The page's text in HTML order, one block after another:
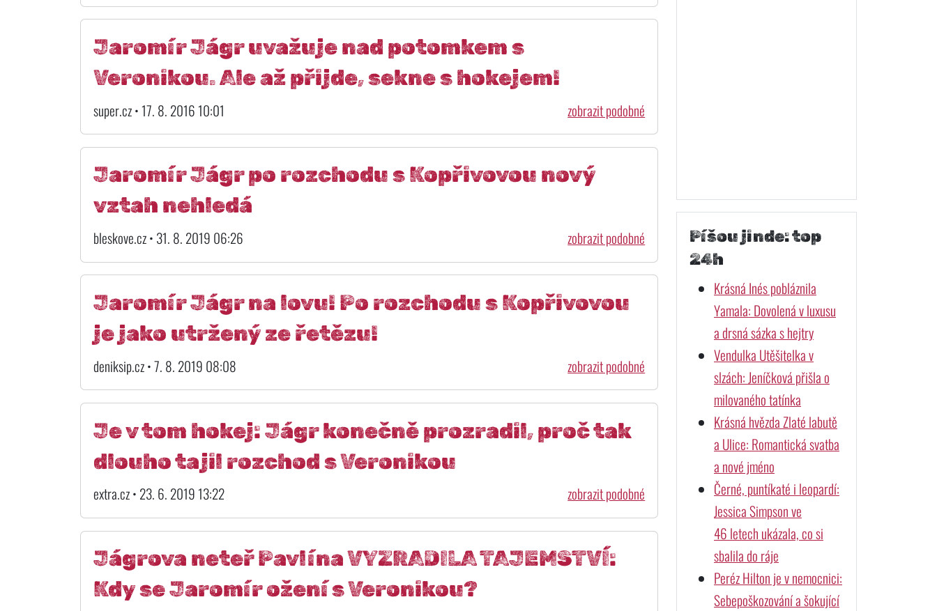
Jaromír Jágr uvažuje nad potomkem s
Veronikou. Ale až přijde, sekne s hokejem!
super.cz • 17. 8. 2016 10:01 zobrazit podobné
Jaromír Jágr po rozchodu s Kopřivovou nový
vztah nehledá
bleskove.cz • 31. 8. 2019 06:26 zobrazit podobné
Jaromír Jágr na lovu! Po rozchodu s Kopřivovou
je jako utržený ze řetězu!
deniksip.cz • 7. 8. 2019 08:08 zobrazit podobné
Je v tom hokej: Jágr konečně prozradil, proč tak
dlouho tajil rozchod s Veronikou
extra.cz • 23. 6. 2019 13:22 zobrazit podobné
Jágrova neteř Pavlína VYZRADILA TAJEMSTVÍ:
Kdy se Jaromír ožení s Veronikou?
Píšou jinde: top
24h
Krásná Inés pobláznila
Yamala: Dovolená v luxusu
a drsná sázka s hejtry
Vendulka Utěšitelka v
slzách: Jeníčková přišla o
milovaného tatínka
Krásná hvězda Zlaté labutě
a Ulice: Romantická svatba
a nové jméno
Černé, puntíkaté i leopardí:
Jessica Simpson ve
46 letech ukázala, co si
sbalila do ráje
Peréz Hilton je v nemocnici:
Sebepoškozování a šokující